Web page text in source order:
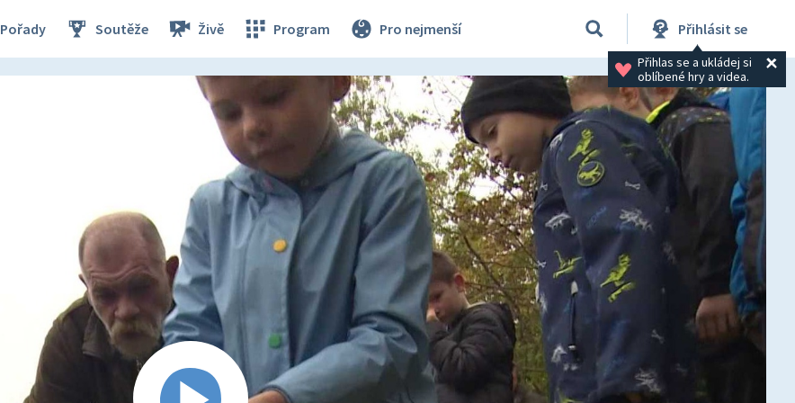
Pořady Soutěže Živě Program Pro nejmenší Přihlásit se
Přihlas se a ukládej si
oblíbené hry a videa.